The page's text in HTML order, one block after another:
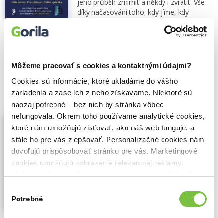
Môžeme pracovať s cookies a kontaktnými údajmi?
Cookies sú informácie, ktoré ukladáme do vášho
zariadenia a zase ich z neho získavame. Niektoré sú
naozaj potrebné – bez nich by stránka vôbec
nefungovala. Okrem toho používame analytické cookies,
ktoré nám umožňujú zisťovať, ako náš web funguje, a
stále ho pre vás zlepšovať. Personalizačné cookies nám
dovoľujú prispôsobovať stránku pre vás. Marketingové
cookies umožňujú zobrazenie relevantnej reklamy.
Niektoré údaje zdieľame aj s tretími stranami. Veľmi by
cookies.
súhlasu
Potrebné
jeho průběh zmírnit a někdy i zvrátit. Vše
díky načasování toho, kdy jíme, kdy
vystavujeme. Satchin Panda, světový
🌴 Máme na sklade, posielame ihneď.
8,50€ Do košíka
Cirkadiánní kód proti cukrovce
Satchin Panda,Jan Melvil publishing (2022)
Odhalte správný čas, kdy jíst, spát a
cvičit pro potlačení prediabetu a diabetu
Naděje a prevence pro každého Diabetu
můžeme nejen účinně předcházet, ale
díky načasování toho, kdy jíme, kdy
nejíme, kdy cvičíme a jakému světlu se kdy